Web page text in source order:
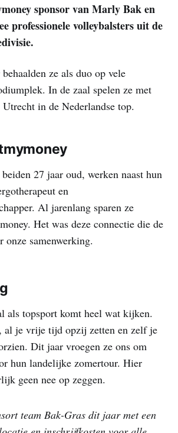
sponsor van Marly Bak en
professionele volleybalsters uit de
ze als duo op vele
In de zaal spelen ze met
in de Nederlandse top.
27 jaar oud, werken naast hun
en
Al jarenlang sparen ze
Het was deze connectie die de
onze samenwerking.
als topsport komt heel wat kijken.
al je vrije tijd opzij zetten en zelf je
Dit jaar vroegen ze ons om
hun landelijke zomertour. Hier
geen nee op zeggen.
team Bak-Gras dit jaar met een